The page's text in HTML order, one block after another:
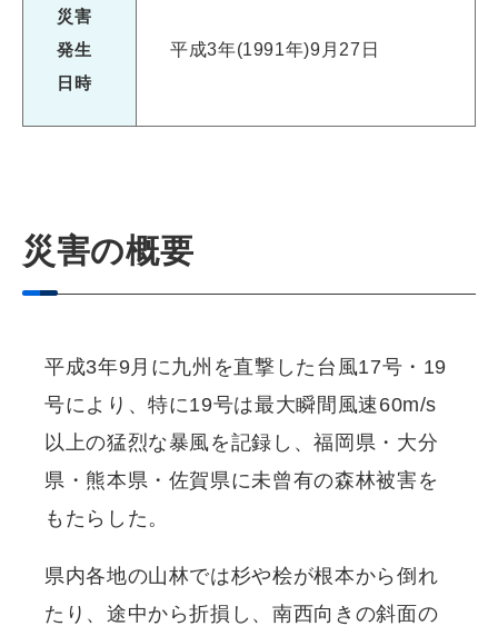
災害
発生
日時
平成3年(1991年)9月27日
災害の概要
平成3年9月に九州を直撃した台風17号・19
号により、特に19号は最大瞬間風速60m/s
以上の猛烈な暴風を記録し、福岡県・大分
県・熊本県・佐賀県に未曾有の森林被害を
もたらした。
県内各地の山林では杉や桧が根本から倒れ
たり、途中から折損し、南西向きの斜面の